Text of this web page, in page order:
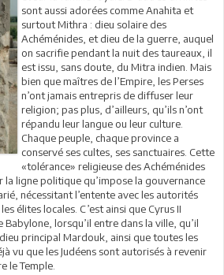
sont aussi adorées comme Anahita et
surtout Mithra : dieu solaire des
Achéménides, et dieu de la guerre, auquel
on sacrifie pendant la nuit des taureaux, il
est issu, sans doute, du Mitra indien. Mais
bien que maîtres de l’Empire, les Perses
n’ont jamais entrepris de diffuser leur
religion; pas plus, d’ailleurs, qu’ils n’ont
répandu leur langue ou leur culture.
Chaque peuple, chaque province a
conservé ses cultes, ses sanctuaires. Cette
«tolérance» religieuse des Achéménides
la ligne politique qu’impose la gouvernance
nécessitant l’entente avec les autorités
élites locales. C’est ainsi que Cyrus II
lorsqu’il entre dans la ville, qu’il
principal Mardouk, ainsi que toutes les
vu que les Judéens sont autorisés à revenir
le Temple.